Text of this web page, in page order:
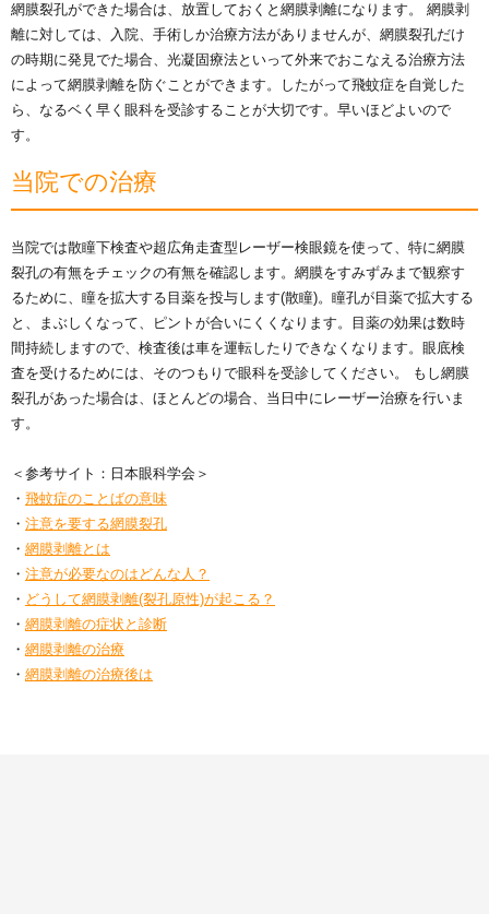
網膜裂孔ができた場合は、放置しておくと網膜剥離になります。 網膜剥
離に対しては、入院、手術しか治療方法がありませんが、網膜裂孔だけ
の時期に発見でた場合、光凝固療法といって外来でおこなえる治療方法
によって網膜剥離を防ぐことができます。したがって飛蚊症を自覚した
ら、なるベく早く眼科を受診することが大切です。早いほどよいので
す。
当院での治療
当院では散瞳下検査や超広角走査型レーザー検眼鏡を使って、特に網膜
裂孔の有無をチェックの有無を確認します。網膜をすみずみまで観察す
るために、瞳を拡大する目薬を投与します(散瞳)。瞳孔が目薬で拡大する
と、まぶしくなって、ピントが合いにくくなります。目薬の効果は数時
間持続しますので、検査後は車を運転したりできなくなります。眼底検
査を受けるためには、そのつもりで眼科を受診してください。 もし網膜
裂孔があった場合は、ほとんどの場合、当日中にレーザー治療を行いま
す。
＜参考サイト：日本眼科学会＞
・ 飛蚊症のことばの意味
・ 注意を要する網膜裂孔
・ 網膜剥離とは
・ 注意が必要なのはどんな人？
・ どうして網膜剥離(裂孔原性)が起こる？
・ 網膜剥離の症状と診断
・ 網膜剥離の治療
・ 網膜剥離の治療後は